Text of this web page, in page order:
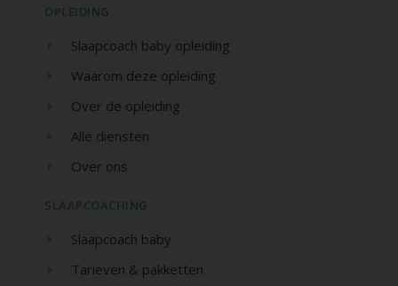
Slaapcoach baby opleiding
Waarom deze opleiding
Over de opleiding
Alle diensten
Over ons
Slaapcoach baby
Tarieven & pakketten